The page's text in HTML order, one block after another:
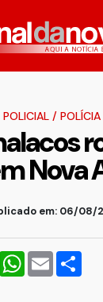
POLICIAL/ POLÍCIA
Nova
em: 06/08/
PinterestWhatsApp
Email